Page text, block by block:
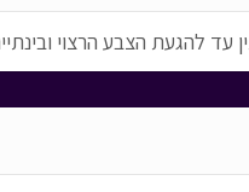
עד להגעת הצבע הרצוי